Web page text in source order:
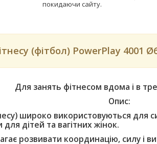
покидаючи сайту.
(фітбол) PowerPlay 4001
Для занять фітнесом вдома і в
Опис:
широко використовуються для
дітей та вагітних жінок.
розвивати координацію, силу і